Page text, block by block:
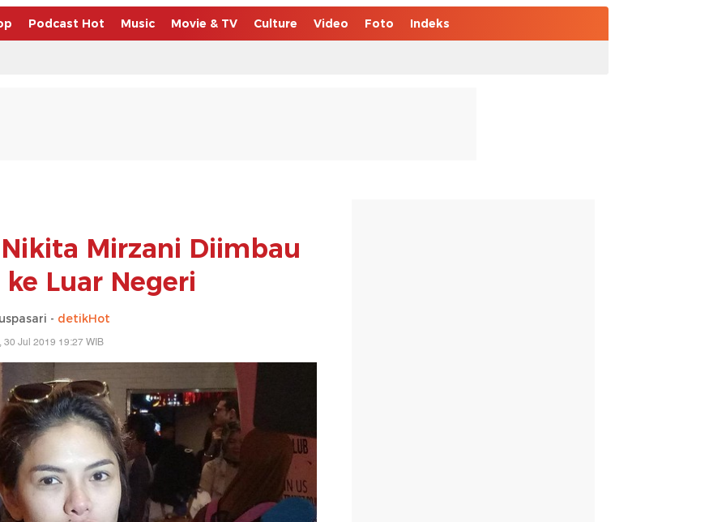
Podcast Hot Music Movie & TV Culture Video Foto Indeks
Nikita Mirzani Diimbau
Luar Negeri
- detikHot
30 Jul 2019 19:27 WIB